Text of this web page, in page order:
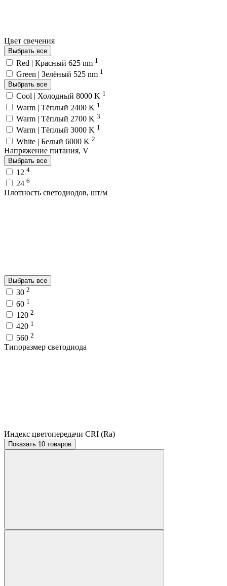
Цвет свечения
Выбрать все
Red | Красный 625 nm 1
Green | Зелёный 525 nm 1
Выбрать все
Cool | Холодный 8000 K 1
Warm | Тёплый 2400 K 1
Warm | Тёплый 2700 K 3
Warm | Тёплый 3000 K 1
White | Белый 6000 K 2
Напряжение питания, V
Выбрать все
12 4
24 6
Плотность светодиодов, шт/м
Выбрать все
30 2
60 1
120 2
420 1
560 2
Типоразмер светодиода
Индекс цветопередачи CRI (Ra)
Показать 10 товаров